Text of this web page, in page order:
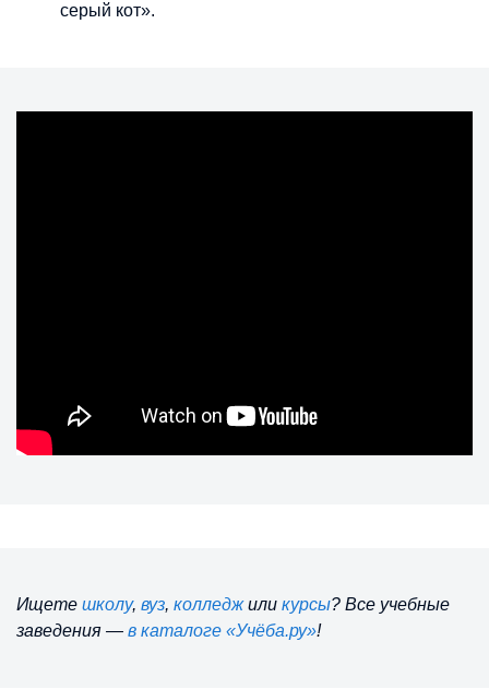
серый кот».
Ищете школу, вуз, колледжили курсы? Все учебные
заведения — в каталоге «Учёба.ру»!